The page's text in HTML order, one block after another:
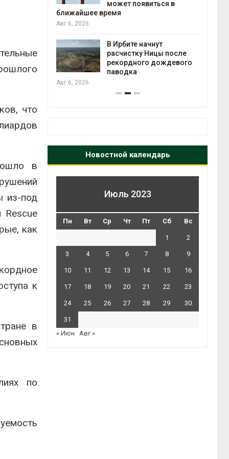
что
в
из-под
как
к
в
по
засух,
может появиться в
ближайшее время
Авг 6, 2026
В Ирбите начнут
расчистку Ницы после
рекордного дождевого
паводка
Авг 6, 2026
Новостной календарь
Июль 2023
Пн Вт Ср Чт Пт Сб Вс
1 2
3 4 5 6 7 8 9
10 11 12 13 14 15 16
17 18 19 20 21 22 23
24 25 26 27 28 29 30
31
« Июн
Авг »